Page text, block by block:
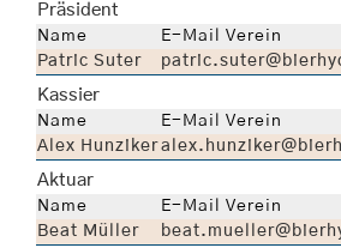
Präsident
Name
E-Mail Verein
Patric Suter
Kassier
Name
E-Mail Verein
Alex Hunziker
Aktuar
Name
E-Mail Verein
Beat Müller